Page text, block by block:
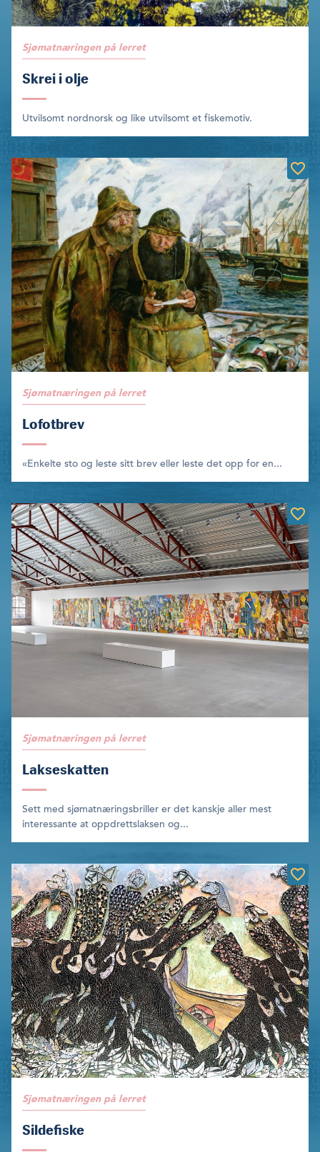
Sjømatnæringen på lerret
Skrei i olje
Utvilsomt nordnorsk og like utvilsomt et fiskemotiv.
Sjømatnæringen på lerret
Lofotbrev
«Enkelte sto og leste sitt brev eller leste det opp for en...
Sjømatnæringen på lerret
Lakseskatten
Sett med sjømatnæringsbriller er det kanskje aller mest
interessante at oppdrettslaksen og...
Sjømatnæringen på lerret
Sildefiske